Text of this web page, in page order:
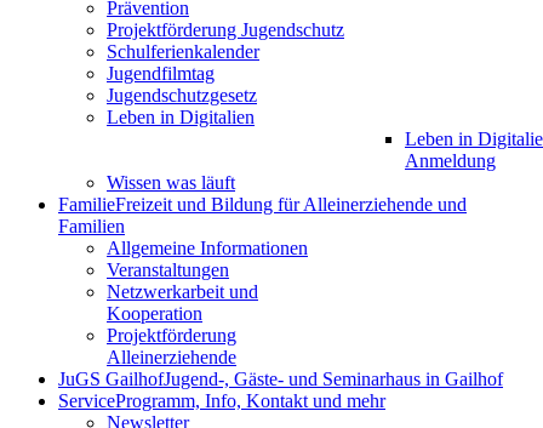
Prävention
Projektförderung Jugendschutz
Schulferienkalender
Jugendfilmtag
Jugendschutzgesetz
Leben in Digitalien
Leben in
Anmeldung
Wissen was läuft
FamilieFreizeit und Bildung für Alleinerziehende und
Familien
Allgemeine Informationen
Veranstaltungen
Netzwerkarbeit und
Kooperation
Projektförderung
Alleinerziehende
JuGS GailhofJugend-, Gäste- und Seminarhaus in Gailhof
ServiceProgramm, Info, Kontakt und mehr
Newsletter